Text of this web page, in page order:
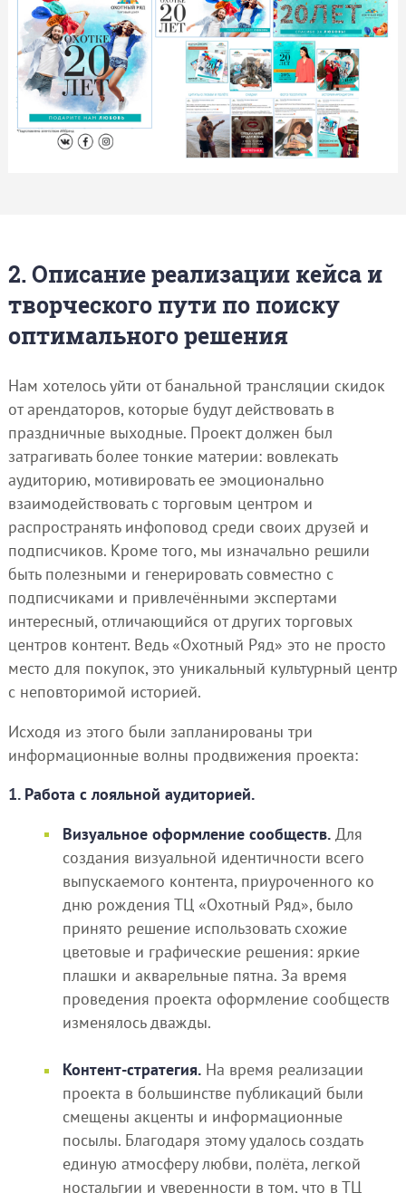
2. Описание реализации кейса и
творческого пути по поиску
оптимального решения
Нам хотелось уйти от банальной трансляции скидок
от арендаторов, которые будут действовать в
праздничные выходные. Проект должен был
затрагивать более тонкие материи: вовлекать
аудиторию, мотивировать ее эмоционально
взаимодействовать с торговым центром и
распространять инфоповод среди своих друзей и
подписчиков. Кроме того, мы изначально решили
быть полезными и генерировать совместно с
подписчиками и привлечёнными экспертами
интересный, отличающийся от других торговых
центров контент. Ведь «Охотный Ряд» это не просто
место для покупок, это уникальный культурный центр
с неповторимой историей.
Исходя из этого были запланированы три
информационные волны продвижения проекта:
1. Работа с лояльной аудиторией.
Визуальное оформление сообществ.Для
создания визуальной идентичности всего
выпускаемого контента, приуроченного ко
дню рождения ТЦ «Охотный Ряд», было
принято решение использовать схожие
цветовые и графические решения: яркие
плашки и акварельные пятна. За время
проведения проекта оформление сообществ
изменялось дважды.
Контент-стратегия.На время реализации
проекта в большинстве публикаций были
смещены акценты и информационные
посылы. Благодаря этому удалось создать
единую атмосферу любви, полёта, легкой
ностальгии и уверенности в том, что в ТЦ